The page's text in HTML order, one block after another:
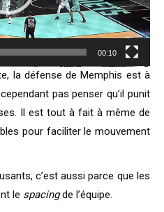
00:10
la défense de Memphis est à
pas penser qu’il punit
Il est tout à fait à même de
pour faciliter le mouvement
c’est aussi parce que les
le spacingde l’équipe.